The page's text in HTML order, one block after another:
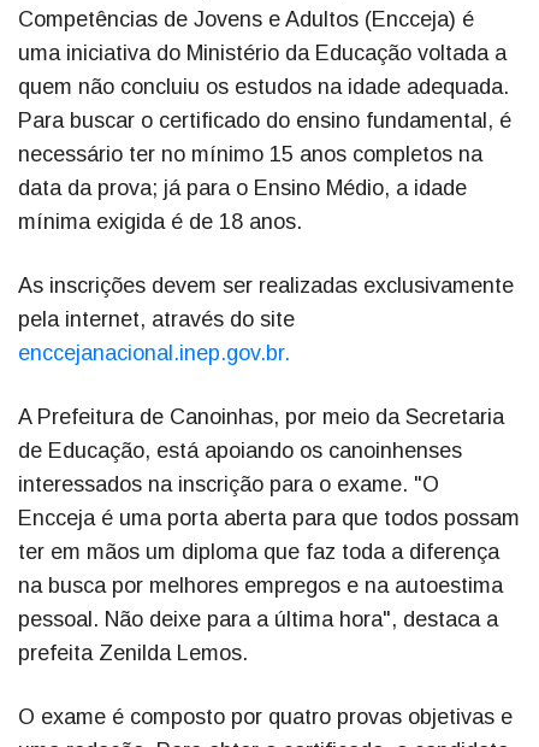
Competências de Jovens e Adultos (Encceja) é
uma iniciativa do Ministério da Educação voltada a
quem não concluiu os estudos na idade adequada.
Para buscar o certificado do ensino fundamental, é
necessário ter no mínimo 15 anos completos na
data da prova; já para o Ensino Médio, a idade
mínima exigida é de 18 anos.
As inscrições devem ser realizadas exclusivamente
pela internet, através do site
enccejanacional.inep.gov.br.
A Prefeitura de Canoinhas, por meio da Secretaria
de Educação, está apoiando os canoinhenses
interessados na inscrição para o exame. "O
Encceja é uma porta aberta para que todos possam
ter em mãos um diploma que faz toda a diferença
na busca por melhores empregos e na autoestima
pessoal. Não deixe para a última hora", destaca a
prefeita Zenilda Lemos.
O exame é composto por quatro provas objetivas e